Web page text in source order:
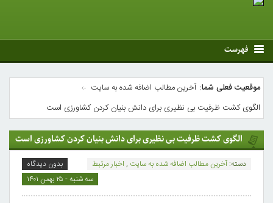
فهرست
موقعیت فعلی شما: آخرین مطالب اضافه شده به سایت
الگوی کشت ظرفیت بی نظیری برای دانش بنیان کردن کشاورزی است
الگوی کشت ظرفیت بی نظیری برای دانش بنیان کردن کشاورزی است
دسته:آخرین مطالب اضافه شده به سایت , اخبار مرتبط
بدون دیدگاه
سه شنبه - ۲۵ بهمن ۱۴۰۱